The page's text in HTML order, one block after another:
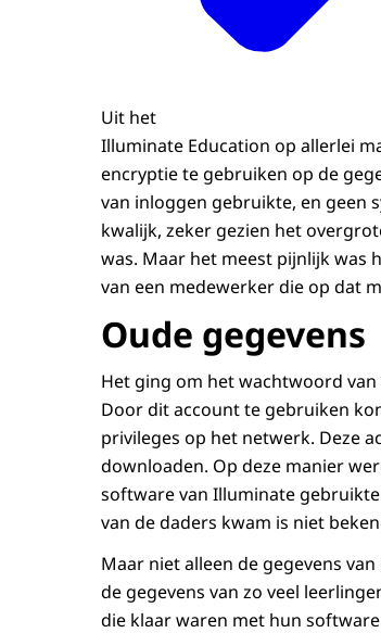
Uit het
Illuminate Education op allerlei
encryptie te gebruiken op de
van inloggen gebruikte, en geen
kwalijk, zeker gezien het
was. Maar het meest pijnlijk was
van een medewerker die op dat
Oude gegevens
Het ging om het wachtwoord
Door dit account te gebruiken
privileges op het netwerk. Deze
downloaden. Op deze manier
software van Illuminate
van de daders kwam is niet
Maar niet alleen de gegevens
de gegevens van zo veel
die klaar waren met hun